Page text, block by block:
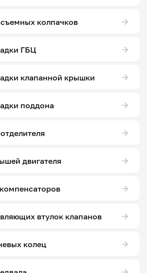
колпачков
ГБЦ
клапанной крышки
поддона
двигателя
втулок клапанов
колец